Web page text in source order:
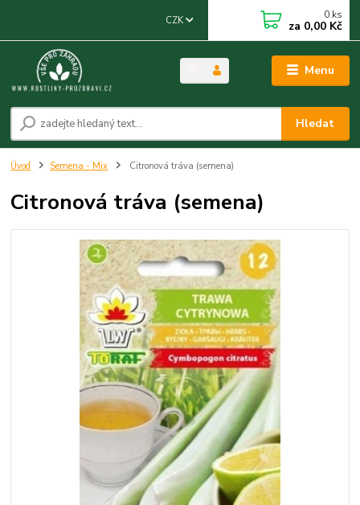
Menu
CZK
Hledat
0 ks
za 0,00 Kč
Úvod Semena - Mix Citronová tráva (semena)
Citronová tráva (semena)